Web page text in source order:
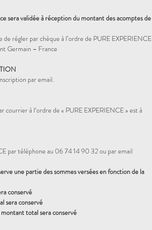
sera validée à réception du montant des acomptes de
de régler par chèque à l’ordre de PURE EXPERIENCE
Germain – France
par email.
courrier à l’ordre de « PURE EXPERIENCE » est à
par téléphone au 06 74 14 90 32 ou par email
une partie des sommes versées en fonction de la
conservé
sera conservé
total sera conservé